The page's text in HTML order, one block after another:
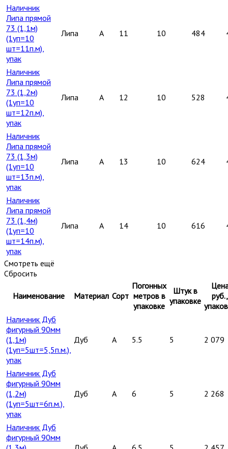
Наличник
Липа прямой
73 (1,1м)
(1уп=10
шт=11п.м),
упак
Липа A 11 10 484
Наличник
Липа прямой
73 (1,2м)
(1уп=10
шт=12п.м),
упак
Липа A 12 10 528
Наличник
Липа прямой
73 (1,3м)
(1уп=10
шт=13п.м),
упак
Липа A 13 10 624
Наличник
Липа прямой
73 (1,4м)
(1уп=10
шт=14п.м),
упак
Липа A 14 10 616
Смотреть ещё
Сбросить
Наименование Материал Сорт
Погонных
метров в
упаковке
Штук в
упаковке
руб.,
Наличник Дуб
фигурный 90мм
(1,1м)
(1уп=5шт=5,5п.м.),
упак
Дуб A 5.5 5 2 079
Наличник Дуб
фигурный 90мм
(1,2м)
(1уп=5шт=6п.м.),
упак
Дуб A 6 5 2 268
Наличник Дуб
фигурный 90мм